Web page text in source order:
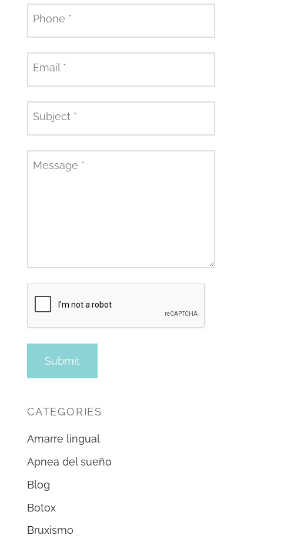
Phone *
Email *
Subject *
Message *
CATEGORIES
Amarre lingual
Apnea del sueño
Blog
Botox
Bruxismo